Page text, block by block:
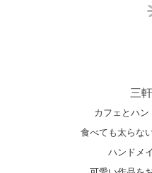
三
カフェとハン
食べても太らな
ハンドメ